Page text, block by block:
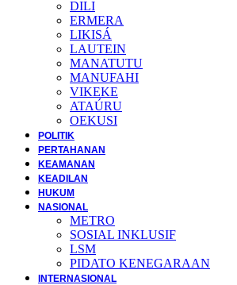
DILI
ERMERA
LIKISÁ
LAUTEIN
MANATUTU
MANUFAHI
VIKEKE
ATAÚRU
OEKUSI
POLITIK
PERTAHANAN
KEAMANAN
KEADILAN
HUKUM
NASIONAL
METRO
SOSIAL INKLUSIF
LSM
PIDATO KENEGARAAN
INTERNASIONAL